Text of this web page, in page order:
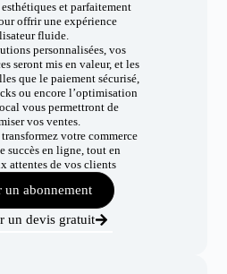
et parfaitement
offrir une expérience
fluide.
personnalisées, vos
seront mis en valeur, et les
que le paiement sécurisé,
ou encore l’optimisation
vous permettront de
vos ventes.
votre commerce
succès en ligne, tout en
attentes de vos clients
un abonnement
un devis gratuit